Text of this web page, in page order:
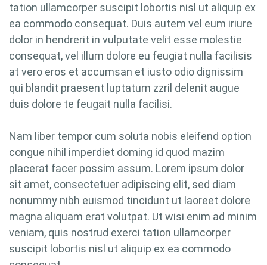
tation ullamcorper suscipit lobortis nisl ut aliquip ex
ea commodo consequat. Duis autem vel eum iriure
dolor in hendrerit in vulputate velit esse molestie
consequat, vel illum dolore eu feugiat nulla facilisis
at vero eros et accumsan et iusto odio dignissim
qui blandit praesent luptatum zzril delenit augue
duis dolore te feugait nulla facilisi.
Nam liber tempor cum soluta nobis eleifend option
congue nihil imperdiet doming id quod mazim
placerat facer possim assum. Lorem ipsum dolor
sit amet, consectetuer adipiscing elit, sed diam
nonummy nibh euismod tincidunt ut laoreet dolore
magna aliquam erat volutpat. Ut wisi enim ad minim
veniam, quis nostrud exerci tation ullamcorper
suscipit lobortis nisl ut aliquip ex ea commodo